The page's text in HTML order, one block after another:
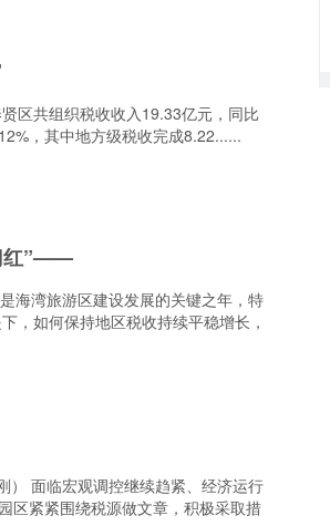
区共组织税收收入19.33亿元，同比
，其中地方级税收完成8.22......
红”——
海湾旅游区建设发展的关键之年，特
，如何保持地区税收持续平稳增长，
） 面临宏观调控继续趋紧、经济运行
区紧紧围绕税源做文章，积极采取措